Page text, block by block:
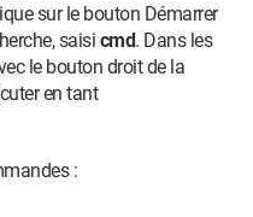
sur le bouton Démarrer
saisi cmd. Dans les
le bouton droit de la
en tant
: